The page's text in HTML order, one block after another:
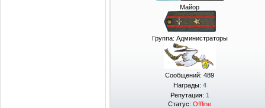
Майор
Группа: Администраторы
Сообщений: 489
Награды: 4
Репутация: 1
Статус: Offline